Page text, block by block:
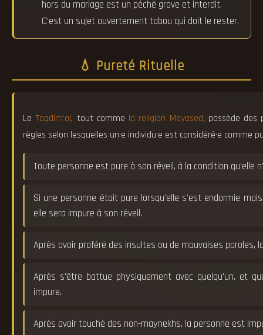
hors du mariage est un péché grave et interdit.
C'est un sujet ouvertement tabou qui doit le rester.
💧 Pureté Rituelle
LeTaqdim'al, tout comme la religion Meyased, possède des
règles selon lesquelles un·e individu·e est considéré·e comme
Toute personne est pure à son réveil, à la condition qu'elle
Si une personne était pure lorsqu'elle s'est endormie
elle sera impure à son réveil.
Après avoir proféré des insultes ou de mauvaises paroles,
Après s'être battue physiquement avec quelqu'un, et
impure.
Après avoir touché des non-maynekhs, la personne est